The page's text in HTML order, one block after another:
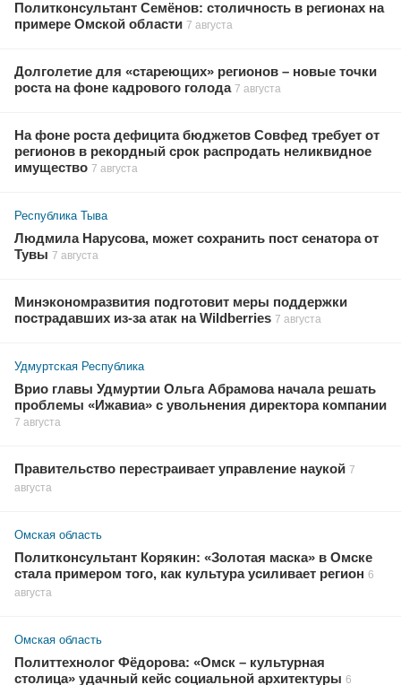
Политконсультант Семёнов: столичность в регионах на
примере Омской области 7 августа
Долголетие для «стареющих» регионов – новые точки
роста на фоне кадрового голода 7 августа
На фоне роста дефицита бюджетов Совфед требует от
регионов в рекордный срок распродать неликвидное
имущество 7 августа
Республика Тыва
Людмила Нарусова, может сохранить пост сенатора от
Тувы 7 августа
Минэкономразвития подготовит меры поддержки
пострадавших из-за атак на Wildberries 7 августа
Удмуртская Республика
Врио главы Удмуртии Ольга Абрамова начала решать
проблемы «Ижавиа» с увольнения директора компании
7 августа
Правительство перестраивает управление наукой 7
августа
Омская область
Политконсультант Корякин: «Золотая маска» в Омске
стала примером того, как культура усиливает регион 6
августа
Омская область
Политтехнолог Фёдорова: «Омск – культурная
столица» удачный кейс социальной архитектуры 6